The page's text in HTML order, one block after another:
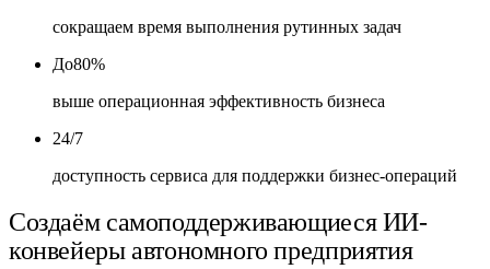
сокращаем время выполнения рутинных задач
До80%
выше операционная эффективность бизнеса
24/7
доступность сервиса для поддержки бизнес-операций
Создаём самоподдерживающиеся ИИ-
конвейеры автономного предприятия